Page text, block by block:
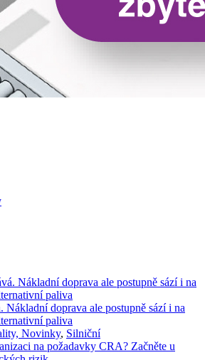
Nákladní doprava ale postupně sází i na
paliva
Novinky, Silniční